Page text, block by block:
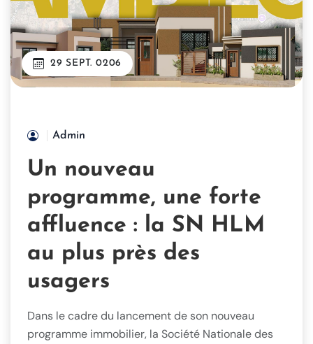
29 SEPT. 0206
Admin
Un nouveau
programme, une forte
affluence : la SN HLM
au plus près des
usagers
Dans le cadre du lancement de son nouveau
programme immobilier, la Société Nationale des